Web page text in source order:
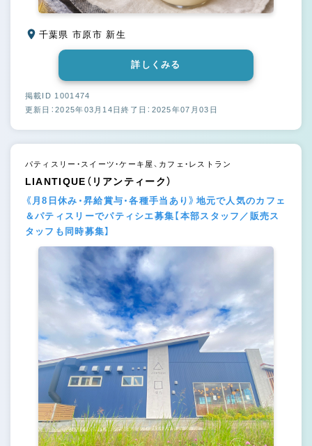
千葉県 市原市 新生
詳しくみる
掲載ID 1001474
更新日：2025年03月14日終了日：2025年07月03日
パティスリー・スイーツ・ケーキ屋、カフェ・レストラン
LIANTIQUE（リアンティーク）
《月8日休み・昇給賞与・各種手当あり》地元で人気のカフェ
＆パティスリーでパティシエ募集【本部スタッフ／販売ス
タッフも同時募集】